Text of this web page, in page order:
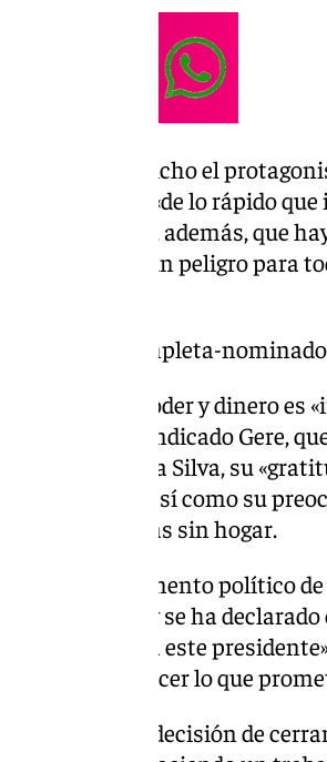
ha dicho el
consciente «de lo rápido
Ha lamentado, además, que
lo que supone un peligro para
lista-completa-
oscuro» de poder y dinero es
corrosivo», ha indicado Gere,
Alejandra Silva, su
le ha dado, así como su
a las personas sin hogar.
que el momento político
perturbador» y se ha
habló y eligió a este
que él iba a hacer lo que
ha referido a la decisión de